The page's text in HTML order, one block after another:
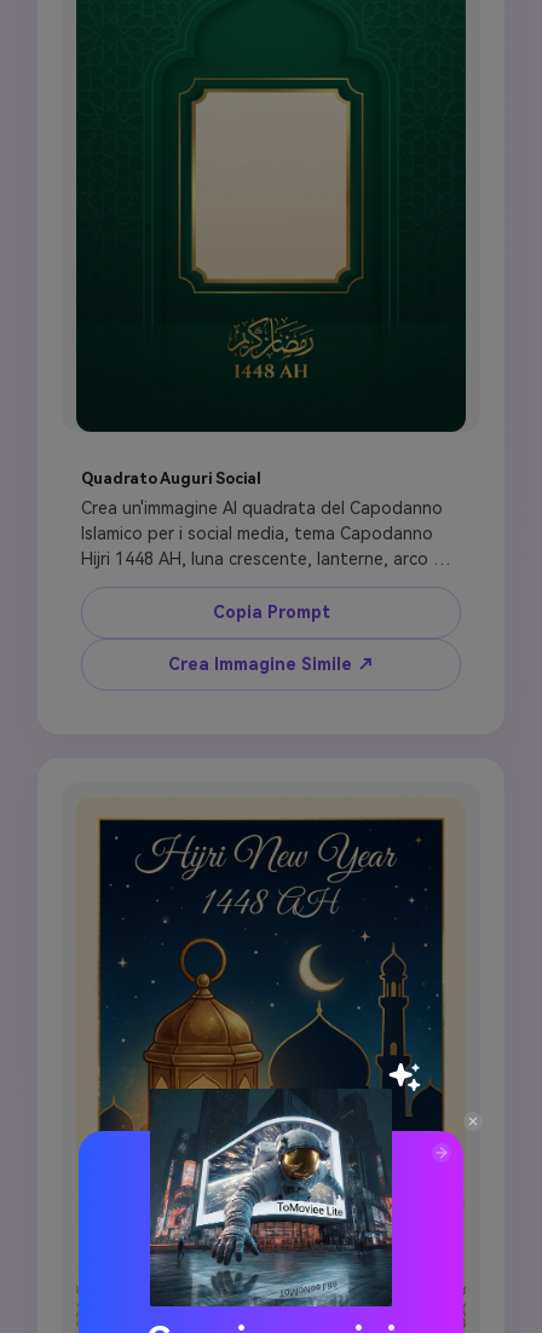
Quadrato Auguri Social
Crea un'immagine AI quadrata del Capodanno
Islamico per i social media, tema Capodanno
Hijri 1448 AH, luna crescente, lanterne, arco di
moschea sottile, ornamento geometrico
islamico pulito, area di testo di auguri
centrata, stile smeraldo e oro premium,
atmosfera di auguri comunitari calma,
composizione post Instagram raffinata, niente
Copia Prompt
Crea Immagine Simile ↗